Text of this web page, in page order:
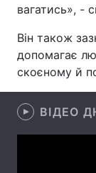
Україна
Економіка
вагатись», -
Він також
допомагає
скоєному й
ВІДЕО